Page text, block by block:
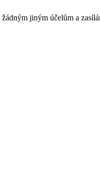
jiným účelům a